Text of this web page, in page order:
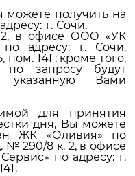
можете получить на
адресу: г. Сочи,
в офисе ООО «УК
по адресу: г. Сочи,
14Г; кроме того,
по запросу будут
Вами
для принятия
дня, Вы можете
ЖК «Оливия» по
№ 290/8 к. 2, в офисе
по адресу: г.